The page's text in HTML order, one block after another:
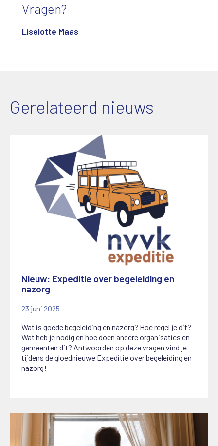
Vragen?
Liselotte Maas
Gerelateerd nieuws
Nieuw: Expeditie over begeleiding en
nazorg
23 juni 2025
Wat is goede begeleiding en nazorg? Hoe regel je dit?
Wat heb je nodig en hoe doen andere organisaties en
gemeenten dit? Antwoorden op deze vragen vind je
tijdens de gloednieuwe Expeditie over begeleiding en
nazorg!